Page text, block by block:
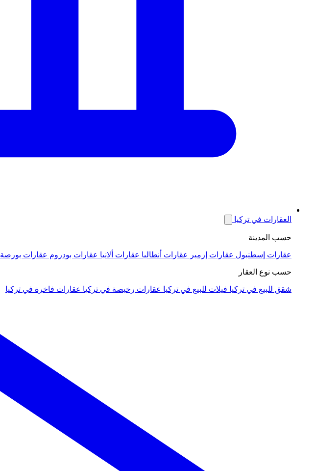
العقارات في تركيا
حسب المدينة
عقارات إسطنبول عقارات إزمير عقارات أنطاليا عقارات ألانيا عقارات بودروم عقارات بورصة
حسب نوع العقار
شقق للبيع في تركيا فيلات للبيع في تركيا عقارات رخيصة في تركيا عقارات فاخرة في تركيا